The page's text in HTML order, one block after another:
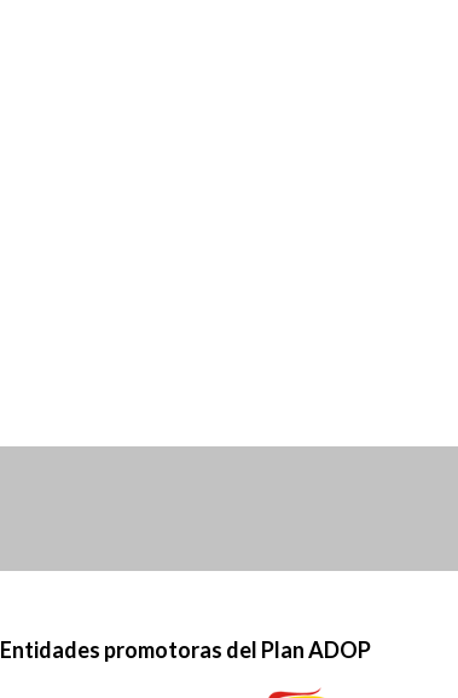
Entidades promotoras del Plan ADOP